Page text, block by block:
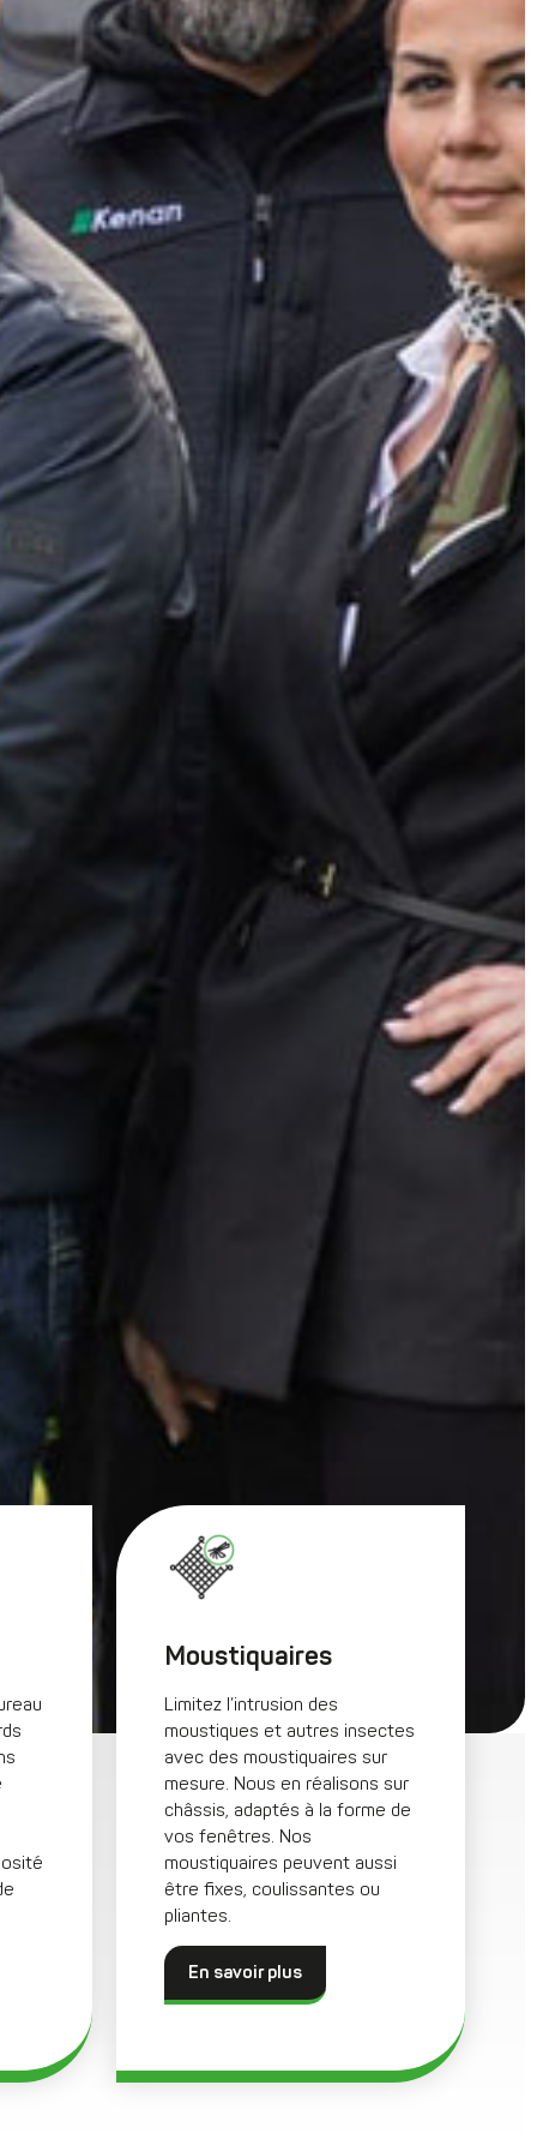
Moustiquaires
Limitez l’intrusion des
moustiques et autres insectes
avec des moustiquaires sur
mesure. Nous en réalisons sur
châssis, adaptés à la forme de
vos fenêtres. Nos
moustiquaires peuvent aussi
être fixes, coulissantes ou
pliantes.
En savoir plus